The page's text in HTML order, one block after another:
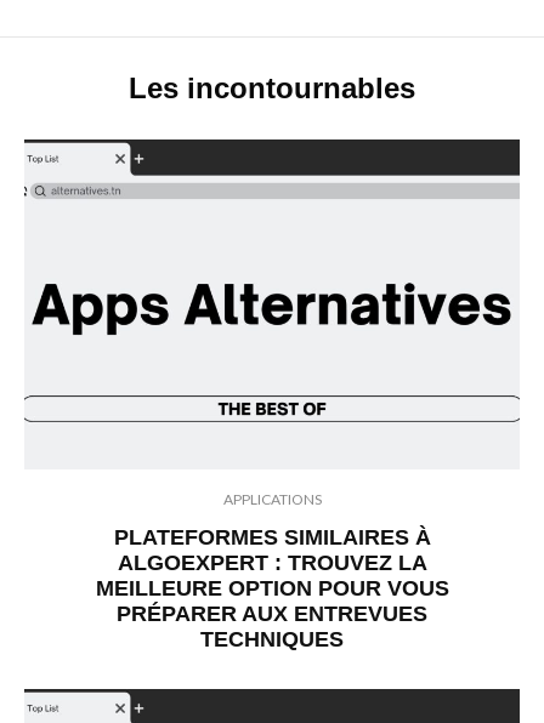
Les incontournables
APPLICATIONS
PLATEFORMES SIMILAIRES À
ALGOEXPERT : TROUVEZ LA
MEILLEURE OPTION POUR VOUS
PRÉPARER AUX ENTREVUES
TECHNIQUES